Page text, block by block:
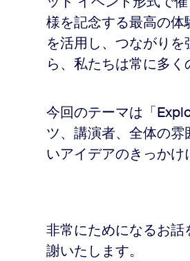
ペース ソリューション
取り組み
様を記念する最高の
を活用し、つながり
ら、私たちは常に多く
今回のテーマは「
ツ、講演者、全体の
いアイデアのきっかけ
非常にためになるお
謝いたします。